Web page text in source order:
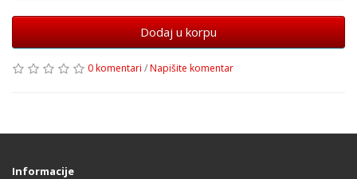
Dodaj u korpu
0 komentari /Napišite komentar
Informacije